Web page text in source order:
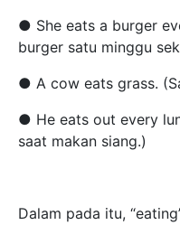
● She eats a burger
burger satu minggu
● A cow eats grass.
● He eats out every
saat makan siang.)
Dalam pada itu,